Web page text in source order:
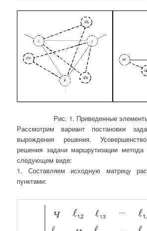
Рис. 1. Приведенные
Рассмотрим вариант постановки
вырождения решения.
решения задачи маршрутизации
следующем виде:
1. Составляем исходную матрицу
пунктами: